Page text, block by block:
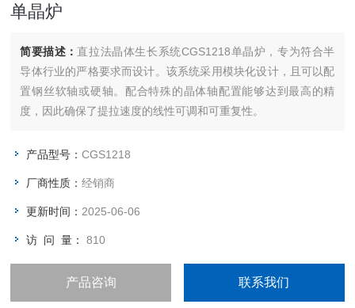
单晶炉
简要描述： 直拉法晶体生长系统CGS1218单晶炉，专为符合半
导体行业的严格要求而设计。该系统采用模块化设计，且可以配
置钢丝软轴或硬轴。配合特殊的晶体轴配置能够达到最高的精
度，因此确保了提拉速度的线性可调和可重复性。
产品型号：CGS1218
厂商性质：经销商
更新时间： 2025-06-06
访 问 量：810
产品咨询 联系我们